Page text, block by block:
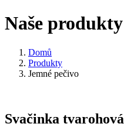
Naše produkty
Domů
Produkty
Jemné pečivo
Svačinka tvarohová